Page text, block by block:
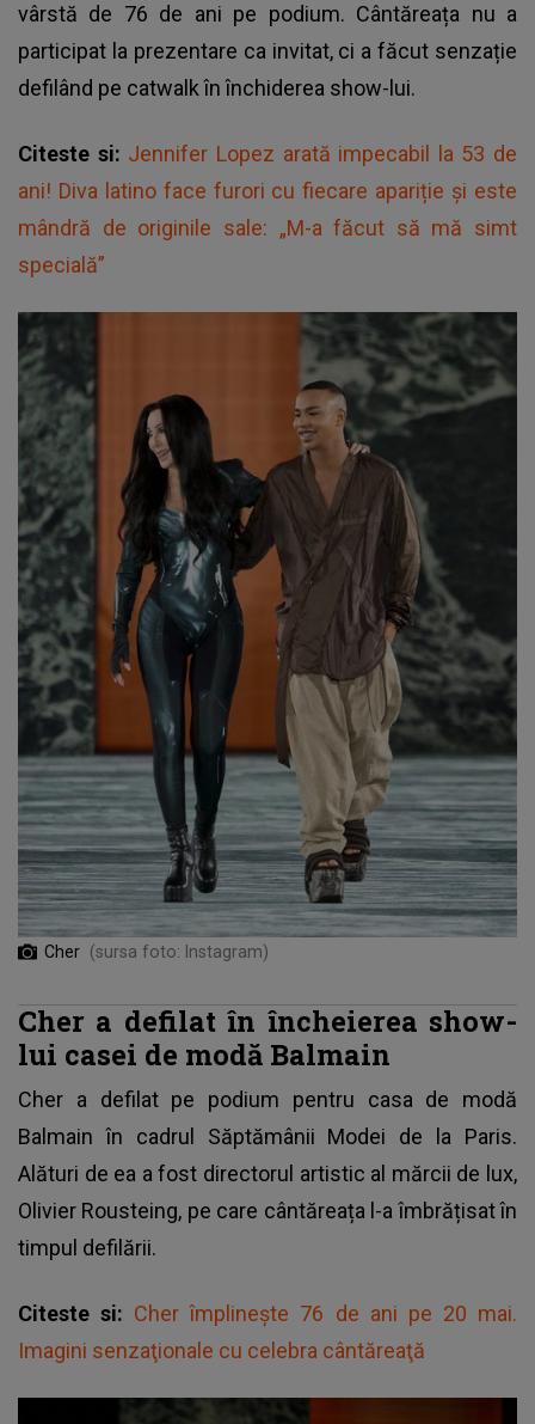
vârstă de 76 de ani pe podium. Cântăreața nu a
participat la prezentare ca invitat, ci a făcut senzație
defilând pe catwalk în închiderea show-lui.
Citeste si: Jennifer Lopez arată impecabil la 53 de
ani! Diva latino face furori cu fiecare apariție și este
mândră de originile sale: „M-a făcut să mă simt
specială”
Cher (sursa foto: Instagram)
Cher a defilat în încheierea show-
lui casei de modă Balmain
Cher a defilat pe podium pentru casa de modă
Balmain în cadrul Săptămânii Modei de la Paris.
Alături de ea a fost directorul artistic al mărcii de lux,
Olivier Rousteing, pe care cântăreața l-a îmbrățisat în
timpul defilării.
Citeste si: Cher împlineşte 76 de ani pe 20 mai.
Imagini senzaţionale cu celebra cântăreaţă